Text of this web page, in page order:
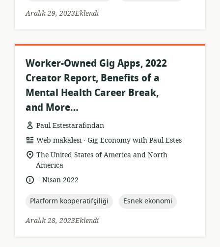
Aralık 29, 2023Eklendi
Worker-Owned Gig Apps, 2022
Creator Report, Benefits of a
Mental Health Career Break,
and More…
Paul Estestarafından
Kaynak
formatı:
Web makalesi .
yayıncı:
Gig Economy with Paul Estes
Uygunluk
konumu:
The United States of America and North
America
Dil: .
YayınNisan 2022
topic:
Platform kooperatifçiliği topic:
Esnek ekonomi
Aralık 28, 2023Eklendi